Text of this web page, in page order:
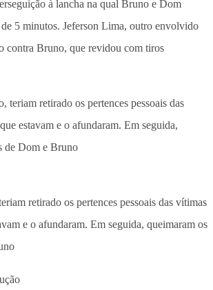
à lancha na qual Bruno e Dom
5 minutos. Jeferson Lima, outro envolvido
contra Bruno, que revidou com tiros
retirado os pertences pessoais das vítimas
e o afundaram. Em seguida, queimaram os